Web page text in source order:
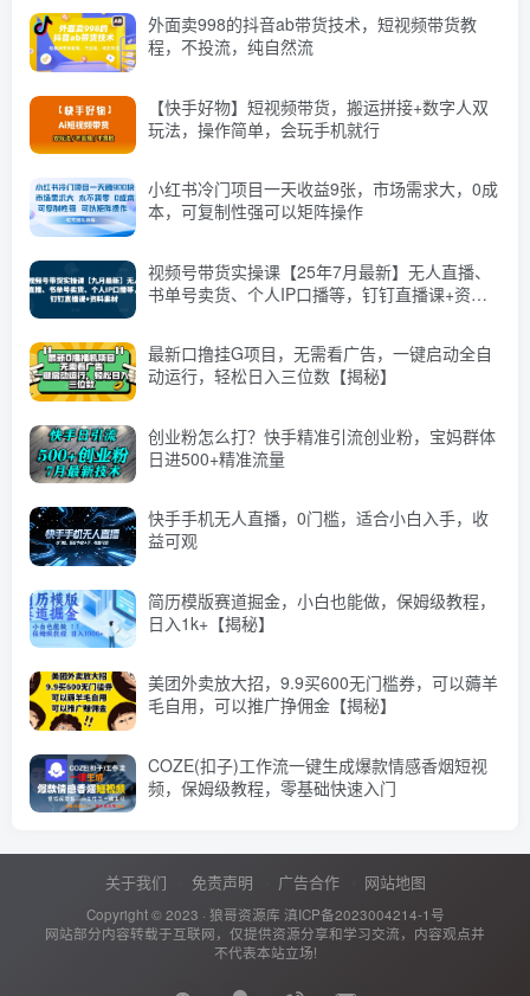
外面卖998的抖音ab带货技术，短视频带货教
程，不投流，纯自然流
【快手好物】短视频带货，搬运拼接+数字人双
玩法，操作简单，会玩手机就行
小红书冷门项目一天收益9张，市场需求大，0成
本，可复制性强可以矩阵操作
视频号带货实操课【25年7月最新】无人直播、
书单号卖货、个人IP口播等，钉钉直播课+资料
最新口撸挂G项目，无需看广告，一键启动全自
动运行，轻松日入三位数【揭秘】
创业粉怎么打？快手精准引流创业粉，宝妈群体
日进500+精准流量
快手手机无人直播，0门槛，适合小白入手，收
益可观
简历模版赛道掘金，小白也能做，保姆级教程，
日入1k+【揭秘】
美团外卖放大招，9.9买600无门槛券，可以薅羊
毛自用，可以推广挣佣金【揭秘】
COZE(扣子)工作流一键生成爆款情感香烟短视
频，保姆级教程，零基础快速入门
关于我们 免责声明 广告合作 网站地图
Copyright © 2023 · 狼哥资源库 滇ICP备2023004214-1号
网站部分内容转载于互联网，仅提供资源分享和学习交流，内容观点并
不代表本站立场!